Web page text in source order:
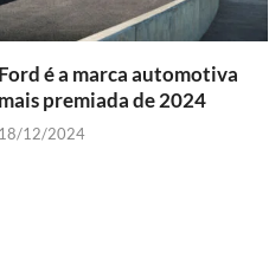
Ford é a marca automotiva
mais premiada de 2024
18/12/2024